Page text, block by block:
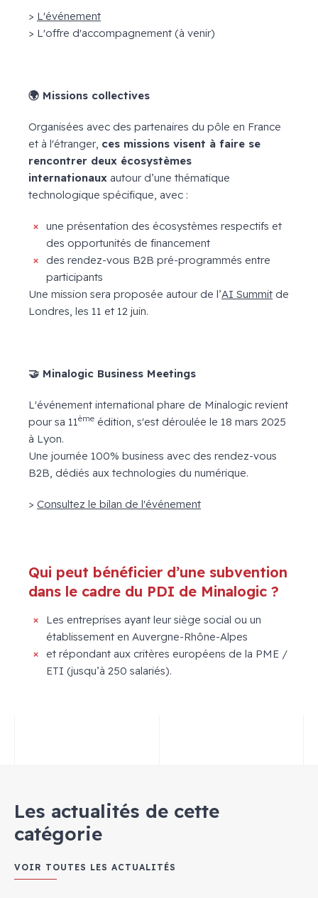
> L'événement
> L'offre d'accompagnement (à venir)
🌍 Missions collectives
Organisées avec des partenaires du pôle en France
et à l'étranger, ces missions visent à faire se
rencontrer deux écosystèmes
internationaux autour d’une thématique
technologique spécifique, avec :
une présentation des écosystèmes respectifs et
des opportunités de financement
des rendez-vous B2B pré-programmés entre
participants
Une mission sera proposée autour de l’AI Summit de
Londres, les 11 et 12 juin.
🤝 Minalogic Business Meetings
L'événement international phare de Minalogic revient
pour sa 11ème édition, s'est déroulée le 18 mars 2025
à Lyon.
Une journée 100% business avec des rendez-vous
B2B, dédiés aux technologies du numérique.
> Consultez le bilan de l'événement
Qui peut bénéficier d’une subvention
dans le cadre du PDI de Minalogic ?
Les entreprises ayant leur siège social ou un
établissement en Auvergne-Rhône-Alpes
et répondant aux critères européens de la PME /
ETI (jusqu’à 250 salariés).
Les actualités de cette
catégorie
VOIR TOUTES LES ACTUALITÉS